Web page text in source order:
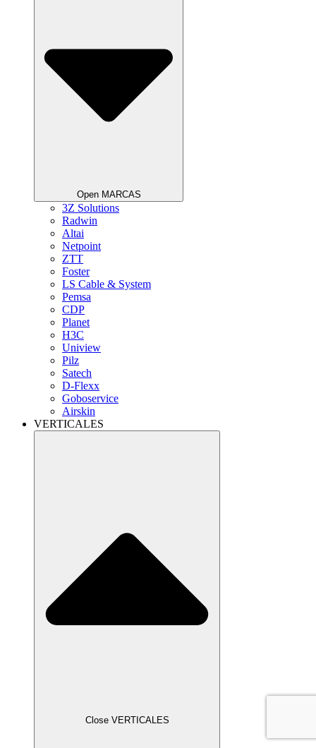
Open MARCAS
3Z Solutions
Radwin
Altai
Netpoint
ZTT
Foster
LS Cable & System
Pemsa
CDP
Planet
H3C
Uniview
Pilz
Satech
D-Flexx
Goboservice
Airskin
VERTICALES
Close VERTICALES